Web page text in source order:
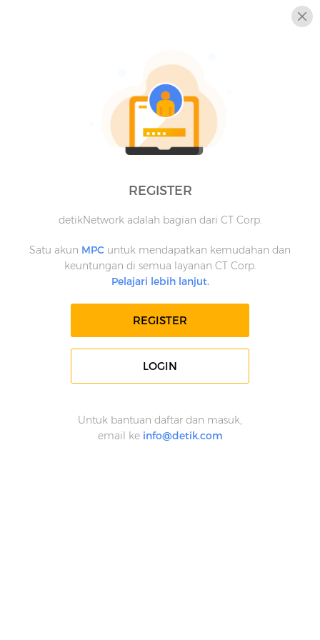
REGISTER
detikNetwork adalah bagian dari CT Corp.
Satu akun MPC untuk mendapatkan kemudahan dan
keuntungan di semua layanan CT Corp.
Pelajari lebih lanjut.
REGISTER
LOGIN
Untuk bantuan daftar dan masuk,
email ke info@detik.com